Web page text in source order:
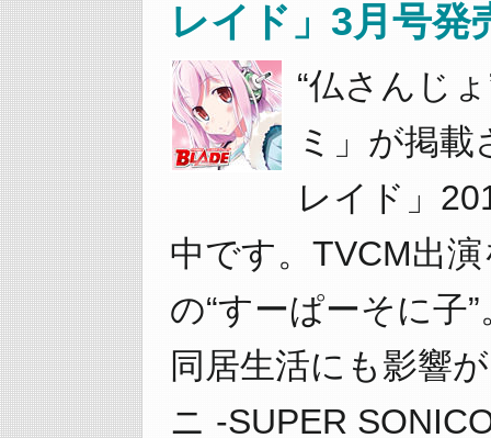
レイド」3月号発
“仏さんじ
ミ」が掲
レイド」
中です。TVCM出
の“すーぱーそに子
同居生活にも影
ニ -SUPER